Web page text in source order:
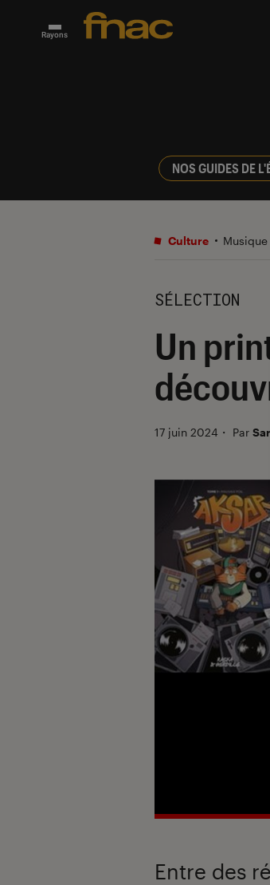
Rayons
NOS GUIDES DE
Culture Musique
SÉLECTION
Un
17 juin 2024 ・ Par
Entre des